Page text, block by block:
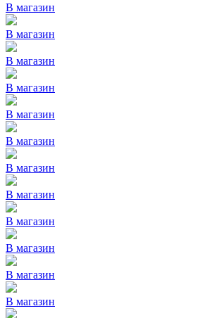
В магазин
В магазин
В магазин
В магазин
В магазин
В магазин
В магазин
В магазин
В магазин
В магазин
В магазин
В магазин